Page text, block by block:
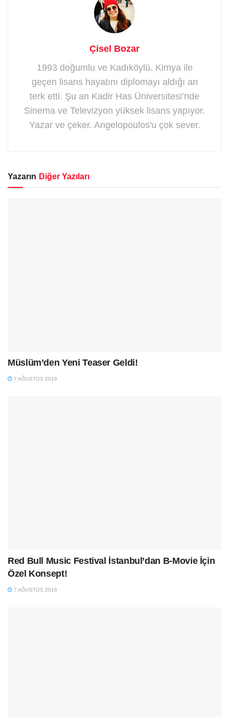
Çisel Bozar
1993 doğumlu ve Kadıköylü. Kimya ile
geçen lisans hayatını diplomayı aldığı an
terk etti. Şu an Kadir Has Üniversitesi’nde
Sinema ve Televizyon yüksek lisans yapıyor.
Yazar ve çeker. Angelopoulos'u çok sever.
Yazarın Diğer Yazıları
Müslüm’den Yeni Teaser Geldi!
7 AĞUSTOS 2018
Red Bull Music Festival İstanbul’dan B-Movie İçin
Özel Konsept!
7 AĞUSTOS 2018